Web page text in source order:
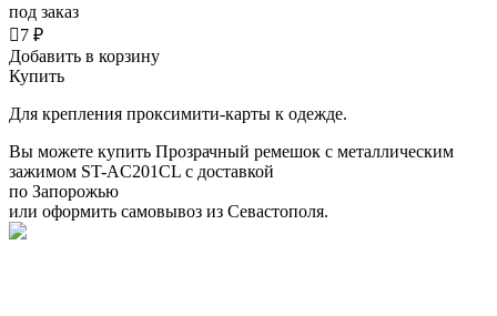
под заказ
7 ₽
Добавить в корзину
Купить
Для крепления проксимити-карты к одежде.
Вы можете купить Прозрачный ремешок с металлическим
зажимом ST-AC201CL с доставкой
по Запорожью
или оформить самовывоз из Севастополя.